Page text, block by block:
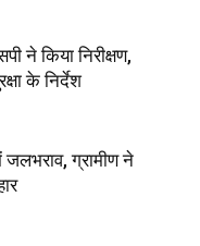
ने किया निरीक्षण,
के निर्देश
ग्रामीण ने